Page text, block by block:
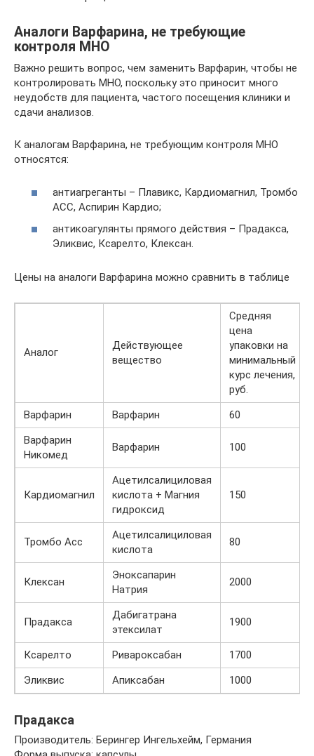
Аналоги Варфарина, не требующие
контроля МНО
Важно решить вопрос, чем заменить Варфарин, чтобы не
контролировать МНО, поскольку это приносит много
неудобств для пациента, частого посещения клиники и
сдачи анализов.
К аналогам Варфарина, не требующим контроля МНО
относятся:
антиагреганты – Плавикс, Кардиомагнил, Тромбо
АСС, Аспирин Кардио;
антикоагулянты прямого действия – Прадакса,
Эликвис, Ксарелто, Клексан.
Цены на аналоги Варфарина можно сравнить в таблице
Аналог
Действующее
вещество
Средняя
цена
упаковки на
минимальный
курс лечения,
руб.
Варфарин Варфарин 60
Варфарин
Никомед
Варфарин 100
Кардиомагнил
Ацетилсалициловая
кислота + Магния
гидроксид
150
Тромбо Асс
Ацетилсалициловая
кислота
80
Клексан
Эноксапарин
Натрия
2000
Прадакса
Дабигатрана
этексилат
1900
Ксарелто Ривароксабан 1700
Эликвис
Апиксабан 1000
Прадакса
Производитель: Берингер Ингельхейм, Германия